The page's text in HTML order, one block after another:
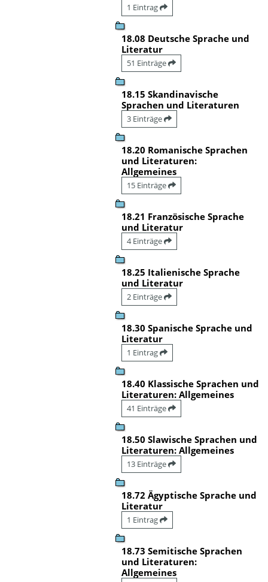
1 Eintrag
18.08 Deutsche Sprache und
Literatur
51 Einträge
18.15 Skandinavische
Sprachen und Literaturen
3 Einträge
18.20 Romanische Sprachen
und Literaturen:
Allgemeines
15 Einträge
18.21 Französische Sprache
und Literatur
4 Einträge
18.25 Italienische Sprache
und Literatur
2 Einträge
18.30 Spanische Sprache und
Literatur
1 Eintrag
18.40 Klassische Sprachen und
Literaturen: Allgemeines
41 Einträge
18.50 Slawische Sprachen und
Literaturen: Allgemeines
13 Einträge
18.72 Ägyptische Sprache und
Literatur
1 Eintrag
18.73 Semitische Sprachen
und Literaturen:
Allgemeines